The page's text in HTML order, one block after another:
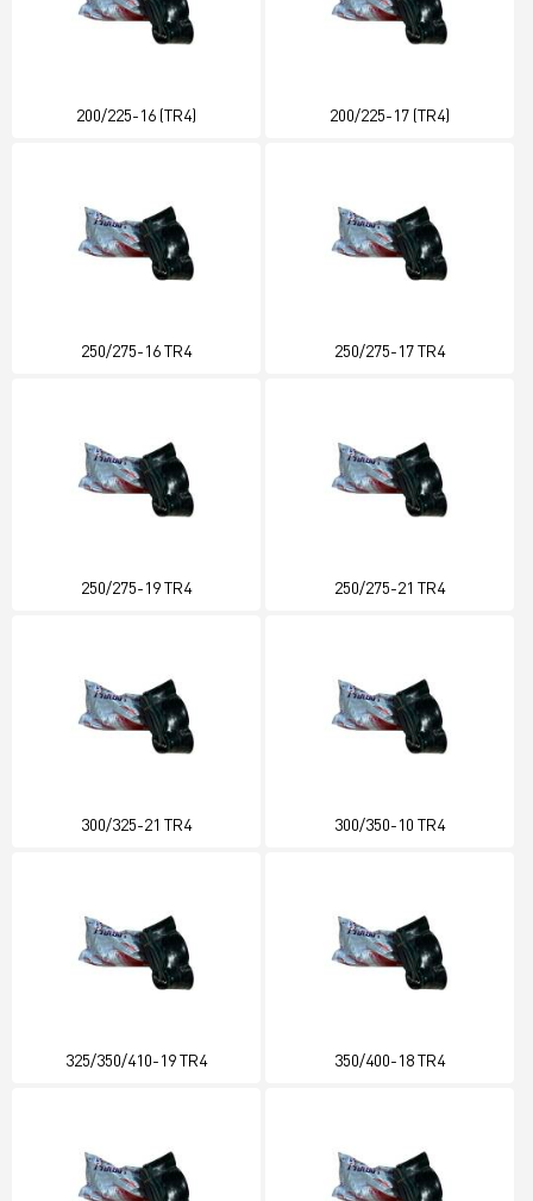
200/225-16 (TR4) 200/225-17 (TR4)
250/275-16 TR4 250/275-17 TR4
250/275-19 TR4 250/275-21 TR4
300/325-21 TR4 300/350-10 TR4
325/350/410-19 TR4 350/400-18 TR4